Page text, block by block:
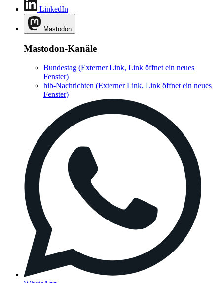
LinkedIn
Mastodon
Mastodon-Kanäle
Bundestag (Externer Link, Link öffnet ein neues
Fenster)
hib-Nachrichten (Externer Link, Link öffnet ein neues
Fenster)